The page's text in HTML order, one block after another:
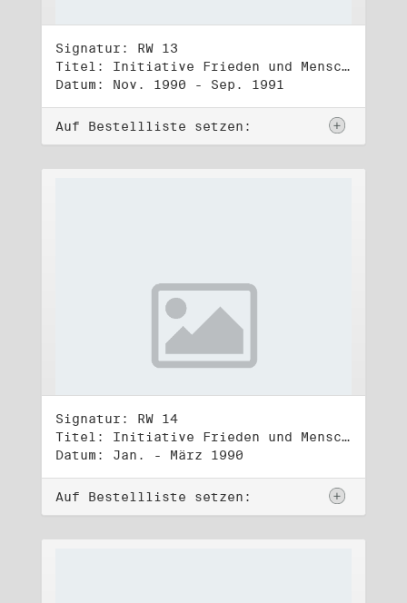
Signatur: RW 13
Titel: Initiative Frieden und Menschenrechte (3)
Datum: Nov. 1990 - Sep. 1991
Auf Bestellliste setzen:
Signatur: RW 14
Titel: Initiative Frieden und Menschenrechte, Volkskammerwahl 18.3.1990
Datum: Jan. - März 1990
Auf Bestellliste setzen: